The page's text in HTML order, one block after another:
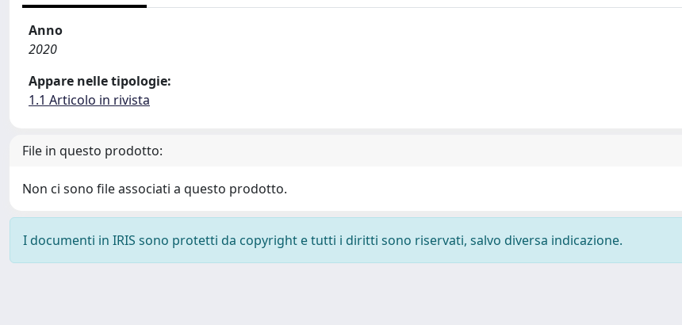
Anno
2020
Appare nelle tipologie:
1.1 Articolo in rivista
File in questo prodotto:
Non ci sono file associati a questo prodotto.
I documenti in IRIS sono protetti da copyright e tutti i diritti sono riservati, salvo diversa indicazione.